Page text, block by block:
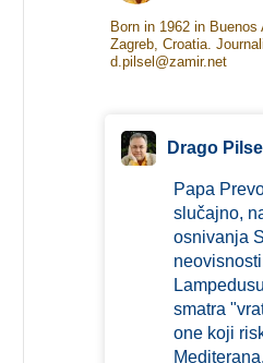
Born in 1962 in
Zagreb, Croatia.
d.pilsel@zamir.net
Drago Pilsel
Papa
slučajno,
osnivanja
smatra
one koji